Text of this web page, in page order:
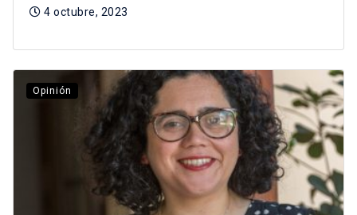
4 octubre, 2023
Opinión